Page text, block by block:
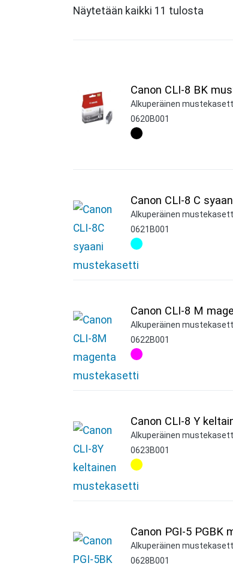
Näytetään kaikki 11 tulosta
Canon CLI-8 BK
Alkuperäinen
0620B001
Canon CLI-8 C
Alkuperäinen
0621B001
Canon CLI-8 M
Alkuperäinen
0622B001
Canon CLI-8 Y
Alkuperäinen
0623B001
Canon PGI-5
Alkuperäinen
0628B001